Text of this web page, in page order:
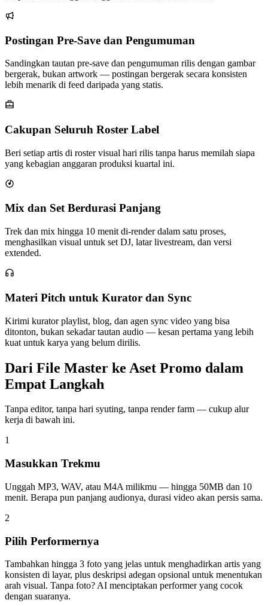
Postingan Pre-Save dan Pengumuman
Sandingkan tautan pre-save dan pengumuman rilis dengan gambar
bergerak, bukan artwork — postingan bergerak secara konsisten
lebih menarik di feed daripada yang statis.
Cakupan Seluruh Roster Label
Beri setiap artis di roster visual hari rilis tanpa harus memilah siapa
yang kebagian anggaran produksi kuartal ini.
Mix dan Set Berdurasi Panjang
Trek dan mix hingga 10 menit di-render dalam satu proses,
menghasilkan visual untuk set DJ, latar livestream, dan versi
extended.
Materi Pitch untuk Kurator dan Sync
Kirimi kurator playlist, blog, dan agen sync video yang bisa
ditonton, bukan sekadar tautan audio — kesan pertama yang lebih
kuat untuk karya yang belum dirilis.
Dari File Master ke Aset Promo dalam
Empat Langkah
Tanpa editor, tanpa hari syuting, tanpa render farm — cukup alur
kerja di bawah ini.
1
Masukkan Trekmu
Unggah MP3, WAV, atau M4A milikmu — hingga 50MB dan 10
menit. Berapa pun panjang audionya, durasi video akan persis sama.
2
Pilih Performernya
Tambahkan hingga 3 foto yang jelas untuk menghadirkan artis yang
konsisten di layar, plus deskripsi adegan opsional untuk menentukan
arah visual. Tanpa foto? AI menciptakan performer yang cocok
dengan suaranya.